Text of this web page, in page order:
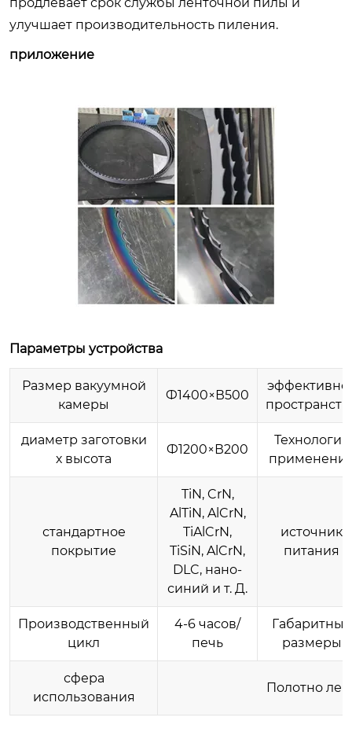
улучшает производительность пиления.
приложение
Параметры устройства
Размер вакуумной
камеры
Ф1400×В500
диаметр заготовки
х высота
Ф1200×В200
Технология
стандартное
покрытие
TiN, CrN,
AlTiN, AlCrN,
TiAlCrN,
TiSiN, AlCrN,
DLC, нано-
синий и т. Д.
источник
питания
Производственный
цикл
4-6 часов/
печь
Габаритные
размеры
сфера
использования
Полотно